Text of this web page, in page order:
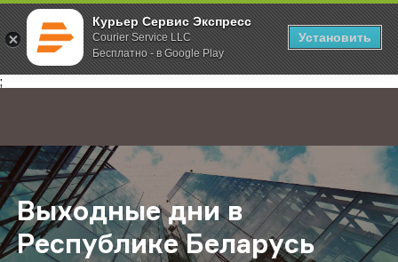
Курьер Сервис Экспресс
Courier Service LLC
Бесплатно - в Google Play
Установить
;
Главная О компании Новости Выходные дни в Республике
Выходные дни в
Республике Беларусь